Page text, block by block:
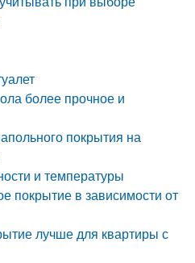
более прочное и
покрытия на
и температуры
покрытие в зависимости от
лучше для квартиры с